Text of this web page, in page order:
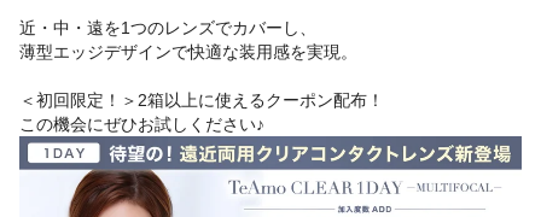
近・中・遠を1つのレンズでカバーし、
薄型エッジデザインで快適な装用感を実現。
＜初回限定！＞2箱以上に使えるクーポン配布！
この機会にぜひお試しください♪